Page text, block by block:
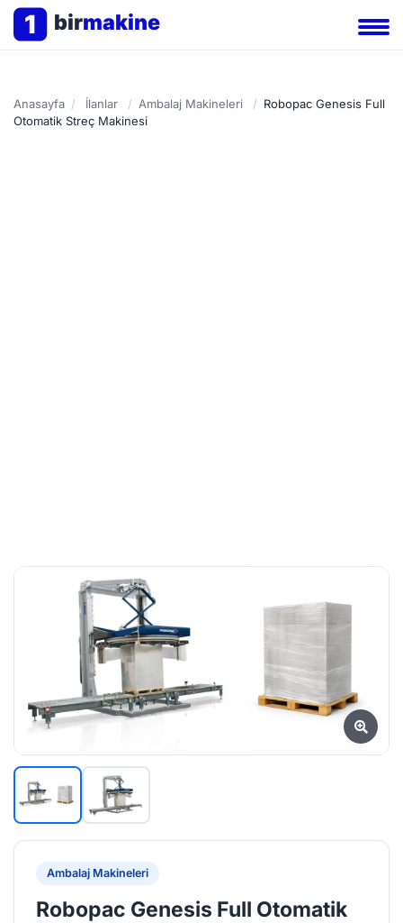
1 birmakine
Anasayfa / İlanlar / Ambalaj Makineleri / Robopac Genesis Full
Otomatik Streç Makinesi
Ambalaj Makineleri
Robopac Genesis Full Otomatik